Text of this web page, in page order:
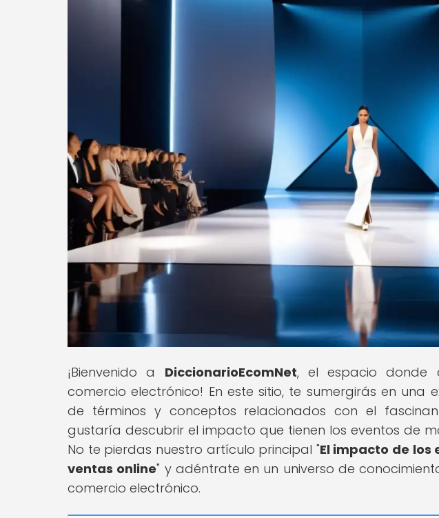
¡Bienvenido a DiccionarioEcomNet, el espacio donde
comercio electrónico! En este sitio, te sumergirás en una
de términos y conceptos relacionados con el
gustaría descubrir el impacto que tienen los eventos de
No te pierdas nuestro artículo principal "El impacto de los
ventas online" y adéntrate en un universo de
comercio electrónico.